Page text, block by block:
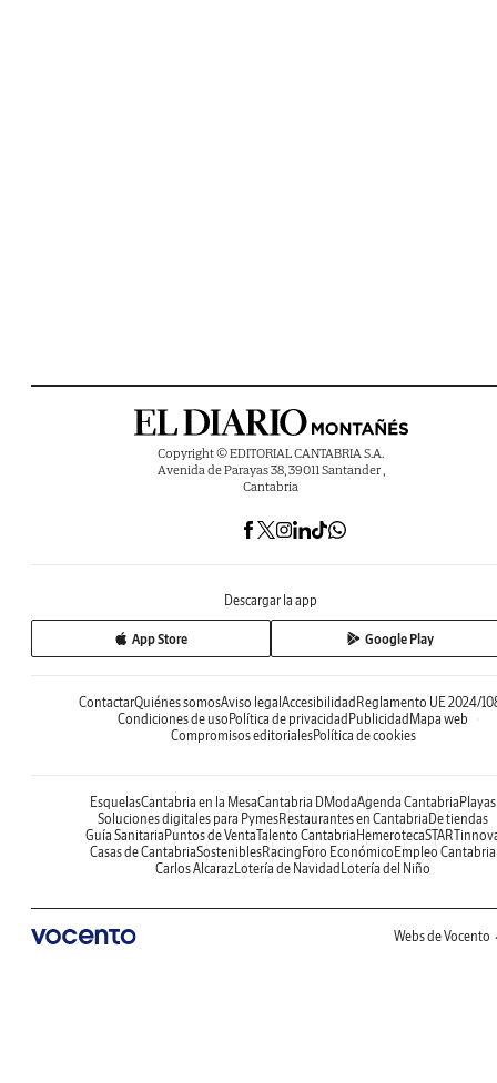
Copyright © EDITORIAL CANTABRIA S.A.
Avenida de Parayas 38, 39011 Santander ,
Cantabria
Descargar la app
App Store Google Play
ContactarQuiénes somosAviso legal Accesibilidad Reglamento UE 2024/
Condiciones de uso Política de privacidad Publicidad Mapa web
Compromisos editorialesPolítica de cookies
EsquelasCantabria en la MesaCantabria DModaAgenda Cantabria Playas
Soluciones digitales para PymesRestaurantes en Cantabria De tiendas
Guía Sanitaria Puntos de VentaTalento Cantabria Hemeroteca
Casas de CantabriaSosteniblesRacing Foro Económico Empleo Cantabria
Carlos AlcarazLotería de Navidad Lotería del Niño
Webs de Vocento